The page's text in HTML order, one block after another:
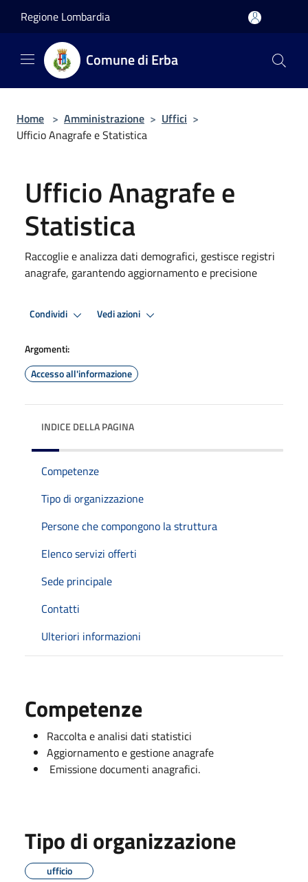
Regione Lombardia
Comune di Erba
Home > Amministrazione > Uffici >
Ufficio Anagrafe e Statistica
Ufficio Anagrafe e
Statistica
Raccoglie e analizza dati demografici, gestisce registri
anagrafe, garantendo aggiornamento e precisione
Condividi Vedi azioni
Argomenti:
Accesso all'informazione
INDICE DELLA PAGINA
Competenze
Tipo di organizzazione
Persone che compongono la struttura
Elenco servizi offerti
Sede principale
Contatti
Ulteriori informazioni
Competenze
Raccolta e analisi dati statistici
Aggiornamento e gestione anagrafe
Emissione documenti anagrafici.
Tipo di organizzazione
ufficio